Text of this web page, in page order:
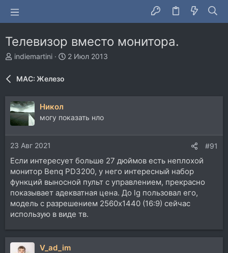
Телевизор вместо монитора.
А
т
р
т
е
м
indiemartini
Д
н
2 Июл 2013
MAC: Железо
Никол
могу показать нло
23 Авг 2021 #91
Если интересует больше 27 дюймов есть неплохой
монитор Benq PD3200, у него интересный набор
функций выносной пульт с управлением, прекрасно
показывает адекватная цена. До lg пользовал его,
модель с разрешением 2560x1440 (16:9) сейчас
использую в виде тв.
V_ad_im